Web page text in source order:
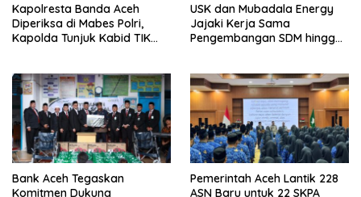
Kapolresta Banda Aceh
Diperiksa di Mabes Polri,
Kapolda Tunjuk Kabid TIK
USK dan Mubadala Energy
Jajaki Kerja Sama
Pengembangan SDM hingga
Bank Aceh Tegaskan
Komitmen Dukung
Pemerintah Aceh Lantik 228
ASN Baru untuk 22 SKPA